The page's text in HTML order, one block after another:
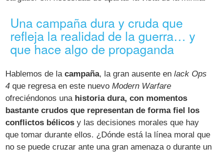
Una campaña dura y cruda que
refleja la realidad de la guerra… y
que hace algo de propaganda
Hablemos de lacampaña, la gran ausente enlack Ops
4 que regresa en este nuevoModern Warfare
ofreciéndonos una historia dura, con momentos
bastante crudos que representan de forma fiel los
conflictos bélicos y las decisiones morales que hay
que tomar durante ellos. ¿Dónde está la línea moral que
no se puede cruzar ante una gran amenaza o durante un